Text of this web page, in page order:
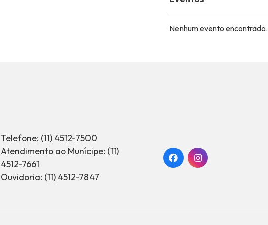
Nenhum evento encontrado.
Telefone: (11) 4512-7500
Atendimento ao Munícipe: (11)
4512-7661
Ouvidoria: (11) 4512-7847